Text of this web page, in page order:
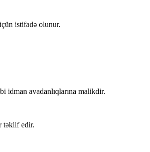
istifadə olunur.
idman avadanlıqlarına malikdir.
təklif edir.